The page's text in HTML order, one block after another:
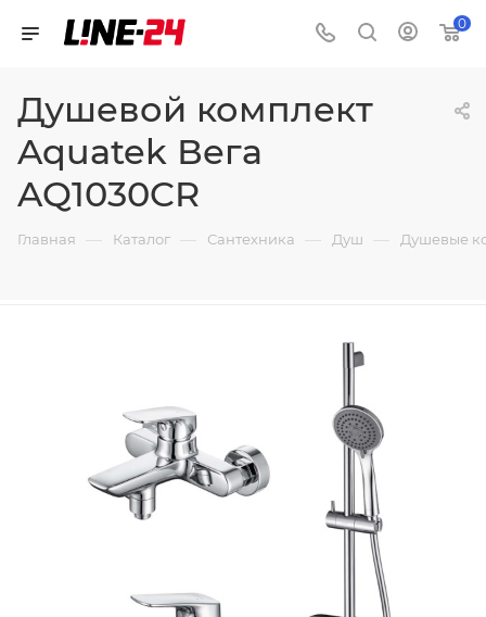
0
Душевой комплект
Aquatek Вега
AQ1030CR
Главная — Каталог — Сантехника — Душ — Душевые